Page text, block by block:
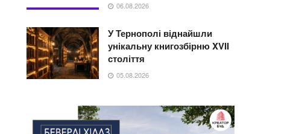
06.08.2026
У Тернополі віднайшли
унікальну книгозбірню XVII
століття
05.08.2026